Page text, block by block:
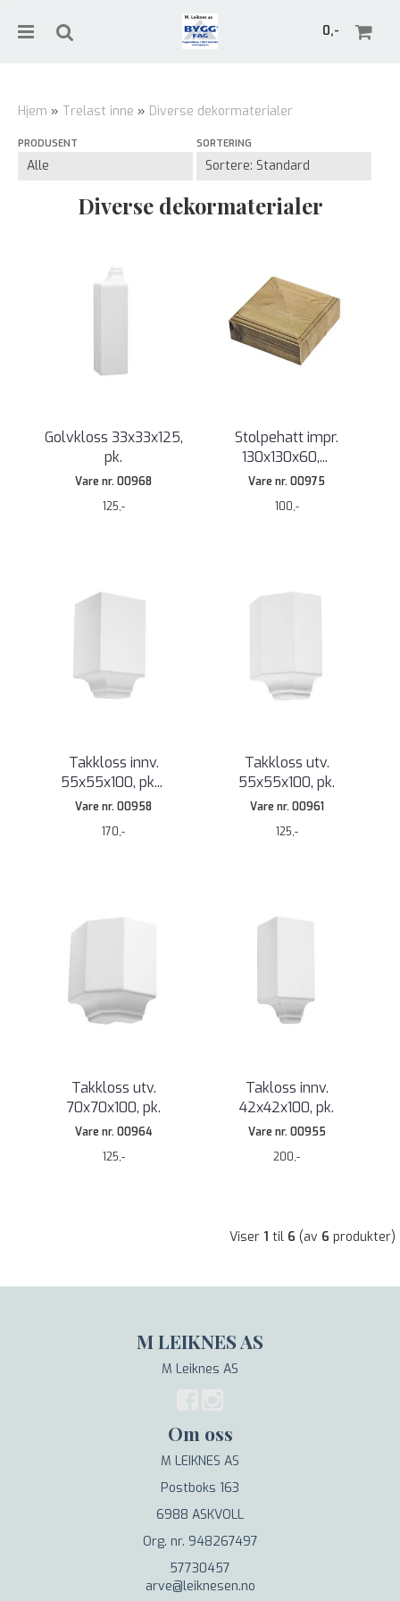
0,-
Hjem » Trelast inne » Diverse dekormaterialer
PRODUSENT SORTERING
Diverse dekormaterialer
Golvkloss 33x33x125,
pk.
Vare nr. 00968
125,-
Stolpehatt impr.
130x130x60,...
Vare nr. 00975
100,-
Takkloss innv.
55x55x100, pk...
Vare nr. 00958
170,-
Takkloss utv.
55x55x100, pk.
Vare nr. 00961
125,-
Takkloss utv.
70x70x100, pk.
Vare nr. 00964
125,-
Takloss innv.
42x42x100, pk.
Vare nr. 00955
200,-
Viser 1 til 6 (av 6 produkter)
M LEIKNES AS
M Leiknes AS
Om oss
M LEIKNES AS
Postboks 163
6988 ASKVOLL
Org. nr. 948267497
57730457
arve@leiknesen.no
Trykk ENTER for å søke